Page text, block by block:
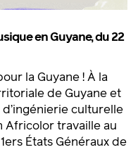
en Guyane, du 22
la Guyane ! À la
de Guyane et
culturelle
Africolor travaille au
États Généraux de